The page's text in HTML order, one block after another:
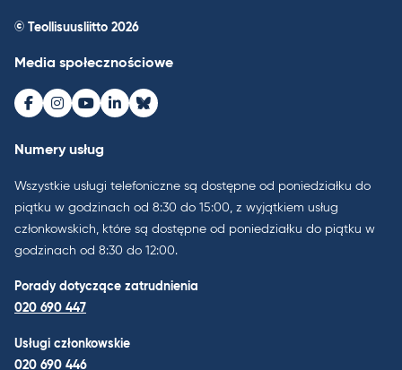
© Teollisuusliitto 2026
Media społecznościowe
Facebook
Instagram
Youtube
LinkedInBluesky
Numery usług
Wszystkie usługi telefoniczne są dostępne od poniedziałku do
piątku w godzinach od 8:30 do 15:00, z wyjątkiem usług
członkowskich, które są dostępne od poniedziałku do piątku w
godzinach od 8:30 do 12:00.
Porady dotyczące zatrudnienia
020 690 447
Usługi członkowskie
020 690 446